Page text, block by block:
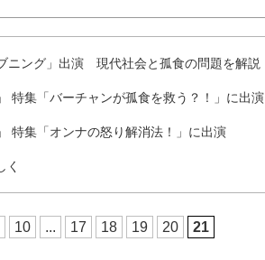
ニング」出演 現代社会と孤食の問題を解説
特集「バーチャンが孤食を救う？！」に出演
特集「オンナの怒り解消法！」に出演
10 ... 17 18 19 20 21